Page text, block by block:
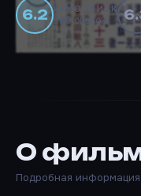
6.2 КИНОПОИСК
389 оценок
О
Подробная информация